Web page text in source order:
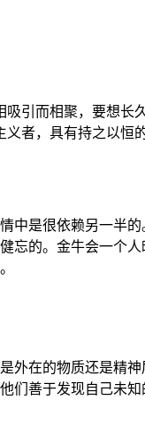
引而相聚，要想长
者，具有持之以恒
中是很依赖另一半
忘的。金牛会一个
外在的物质还是精
们善于发现自己未